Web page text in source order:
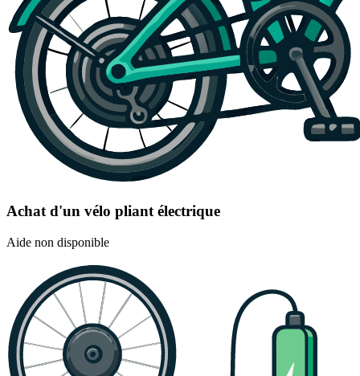
Achat d'un vélo pliant électrique
Aide non disponible